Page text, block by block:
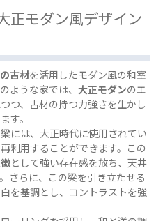
正モダン風デザイン
古材を活用したモダン風の和室
ような家では、 大正モダンのエ
つ、古材の持つ力強さを生かし
す。
梁には、大正時代に使用されてい
利用することができます。この
として強い存在感を放ち、天井
さらに、この梁を引き立たせる
を基調とし、コントラストを強